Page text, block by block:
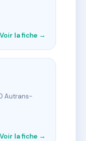
Voir la fiche →
Autrans-
Voir la fiche →